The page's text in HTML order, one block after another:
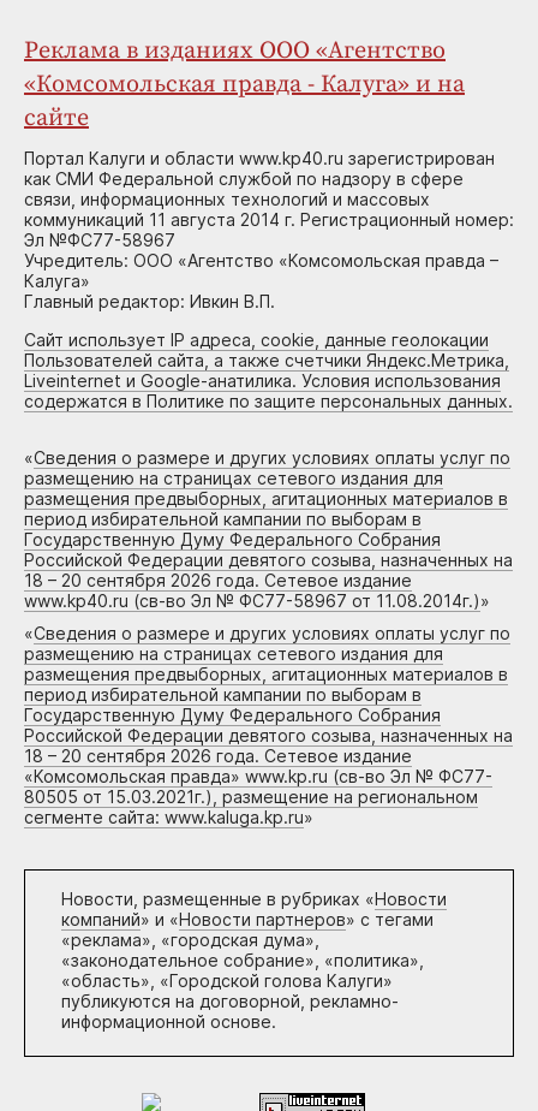
Реклама в изданиях ООО «Агентство
«Комсомольская правда - Калуга» и на
сайте
Портал Калуги и области www.kp40.ru зарегистрирован
как СМИ Федеральной службой по надзору в сфере
связи, информационных технологий и массовых
коммуникаций 11 августа 2014 г. Регистрационный номер:
Эл №ФС77-58967
Учредитель: ООО «Агентство «Комсомольская правда –
Калуга»
Главный редактор: Ивкин В.П.
Сайт использует IP адреса, cookie, данные геолокации
Пользователей сайта, а также счетчики Яндекс.Метрика,
Liveinternet и Google-анатилика. Условия использования
содержатся в Политике по защите персональных данных.
«Сведения о размере и других условиях оплаты услуг по
размещению на страницах сетевого издания для
размещения предвыборных, агитационных материалов в
период избирательной кампании по выборам в
Государственную Думу Федерального Собрания
Российской Федерации девятого созыва, назначенных на
18 – 20 сентября 2026 года. Сетевое издание
www.kp40.ru (св-во Эл № ФС77-58967 от 11.08.2014г.)»
«Сведения о размере и других условиях оплаты услуг по
размещению на страницах сетевого издания для
размещения предвыборных, агитационных материалов в
период избирательной кампании по выборам в
Государственную Думу Федерального Собрания
Российской Федерации девятого созыва, назначенных на
18 – 20 сентября 2026 года. Сетевое издание
«Комсомольская правда» www.kp.ru (св-во Эл № ФС77-
80505 от 15.03.2021г.), размещение на региональном
сегменте сайта: www.kaluga.kp.ru»
Новости, размещенные в рубриках «Новости
компаний» и «Новости партнеров» с тегами
«реклама», «городская дума»,
«законодательное собрание», «политика»,
«область», «Городской голова Калуги»
публикуются на договорной, рекламно-
информационной основе.